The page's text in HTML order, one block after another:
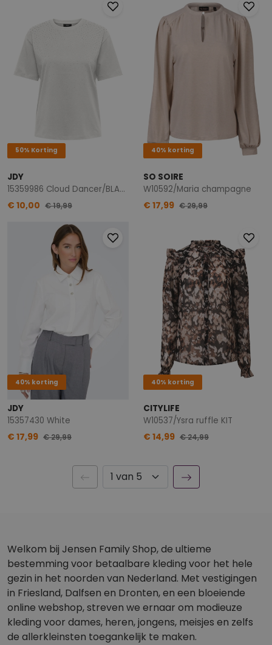
50% Korting
JDY
15359986 Cloud Dancer/BLACK/GREY
€ 10,00 € 19,99
40% korting
SO SOIRE
W10592/Maria champagne
€ 17,99 € 29,99
40% korting
JDY
15357430 White
€ 17,99 € 29,99
40% korting
CITYLIFE
W10537/Ysra ruffle KIT
€ 14,99 € 24,99
Welkom bij Jensen Family Shop, de ultieme
bestemming voor betaalbare kleding voor het hele
gezin in het noorden van Nederland. Met vestigingen
in Friesland, Dalfsen en Dronten, en een bloeiende
online webshop, streven we ernaar om modieuze
kleding voor dames, heren, jongens, meisjes en zelfs
de allerkleinsten toegankelijk te maken.